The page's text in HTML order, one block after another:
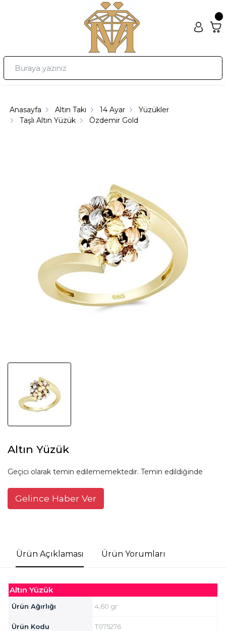
Anasayfa Altın Takı 14 Ayar
Yüzükler
Taşlı Altın Yüzük
Özdemir Gold
Altın Yüzük
Geçici olarak temin edilememektedir. Temin edildiğinde
Gelince Haber Ver
Ürün Açıklaması Ürün Yorumları
Altın Yüzük
Ürün Ağırlığı 4,60 gr
Ürün Kodu T075276